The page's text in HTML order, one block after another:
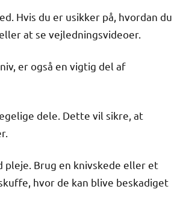
Hvis du er usikker på, hvordan du
at se vejledningsvideoer.
er også en vigtig del af
dele. Dette vil sikre, at
pleje. Brug en knivskede eller et
hvor de kan blive beskadiget